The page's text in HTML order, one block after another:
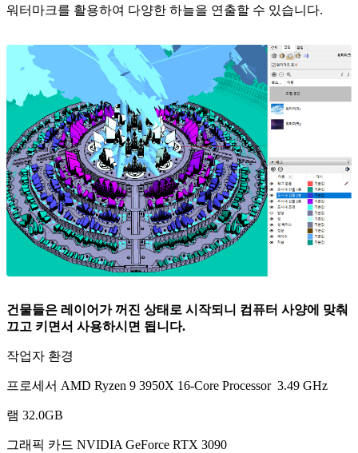
워터마크를 활용하여 다양한 하늘을 연출할 수 있습니다.
건물들은 레이어가 꺼진 상태로 시작되니 컴퓨터 사양에 맞춰
끄고 키면서 사용하시면 됩니다.
작업자 환경
프로세서 AMD Ryzen 9 3950X 16-Core Processor 3.49 GHz
램 32.0GB
그래픽 카드 NVIDIA GeForce RTX 3090